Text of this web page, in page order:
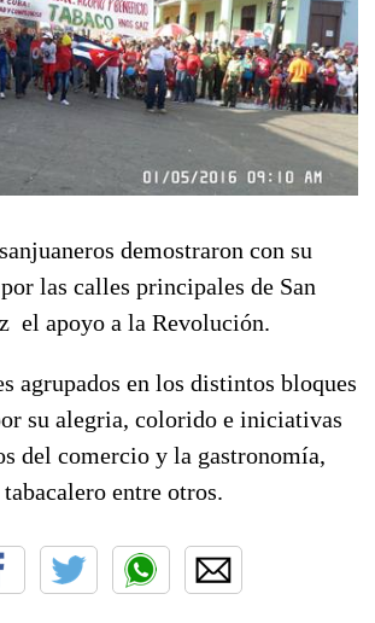
demostraron con su
las calles principales de San
el apoyo a la Revolución.
agrupados en los distintos bloques
su alegria, colorido e iniciativas
del comercio y la gastronomía,
entre otros.